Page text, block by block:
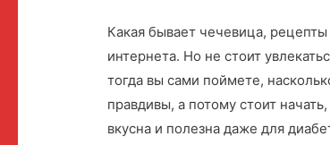
Какая бывает чечевица,
интернета. Но не стоит
тогда вы сами поймете,
правдивы, а потому стоит
вкусна и полезна даже для